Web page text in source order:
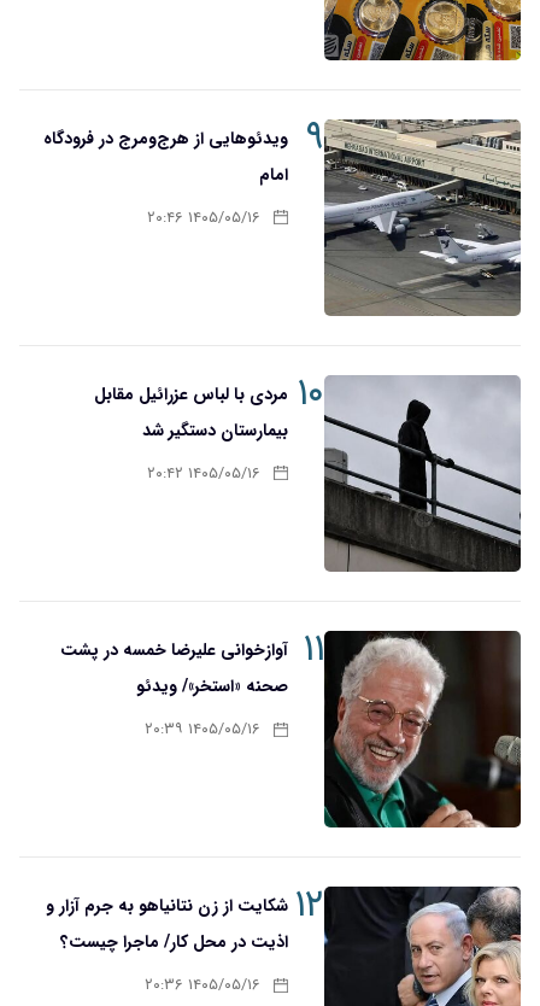
۹
ویدئوهایی از هرج‌ومرج در فرودگاه
امام
۱۴۰۵/۰۵/۱۶ ۲۰:۴۶
۱۰ مردی با لباس عزرائیل مقابل
بیمارستان دستگیر شد
۱۴۰۵/۰۵/۱۶ ۲۰:۴۲
۱۱
آوازخوانی علیرضا خمسه در پشت
صحنه «استخر»/ ویدئو
۱۴۰۵/۰۵/۱۶ ۲۰:۳۹
۱۲ شکایت از زن نتانیاهو به جرم آزار و
اذیت در محل کار/ ماجرا چیست؟
۱۴۰۵/۰۵/۱۶ ۲۰:۳۶